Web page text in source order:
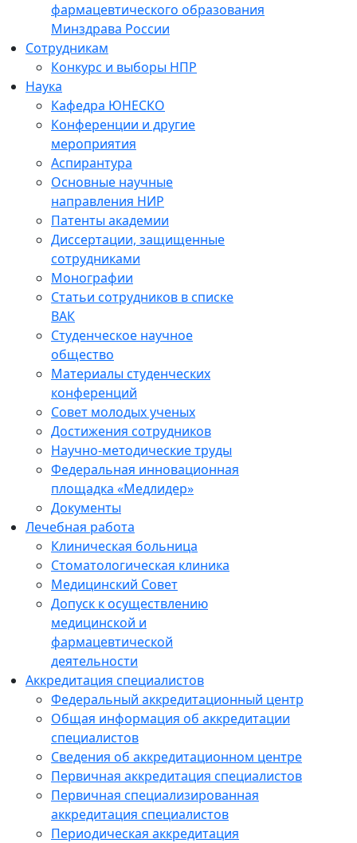
фармацевтического образования
Минздрава России
Сотрудникам
Конкурс и выборы НПР
Наука
Кафедра ЮНЕСКО
Конференции и другие
мероприятия
Аспирантура
Основные научные
направления НИР
Патенты академии
Диссертации, защищенные
сотрудниками
Монографии
Статьи сотрудников в списке
ВАК
Студенческое научное
общество
Материалы студенческих
конференций
Совет молодых ученых
Достижения сотрудников
Научно-методические труды
Федеральная инновационная
площадка «Медлидер»
Документы
Лечебная работа
Клиническая больница
Стоматологическая клиника
Медицинский Совет
Допуск к осуществлению
медицинской и
фармацевтической
деятельности
Аккредитация специалистов
Федеральный аккредитационный центр
Общая информация об аккредитации
специалистов
Сведения об аккредитационном центре
Первичная аккредитация специалистов
Первичная специализированная
аккредитация специалистов
Периодическая аккредитация